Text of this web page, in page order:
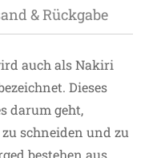
& Rückgabe
auch als Nakiri
Dieses
darum geht,
schneiden und zu